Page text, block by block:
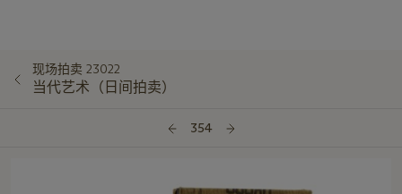
现场拍卖 23022
当代艺术（日间拍卖）
354